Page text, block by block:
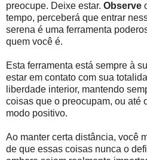
preocupe. Deixe estar. Observe
tempo, perceberá que entrar
serena é uma ferramenta
quem você é.
Esta ferramenta está sempre à
estar em contato com sua
liberdade interior, mantendo
coisas que o preocupam, ou até
modo positivo.
Ao manter certa distância, você
de que essas coisas nunca o